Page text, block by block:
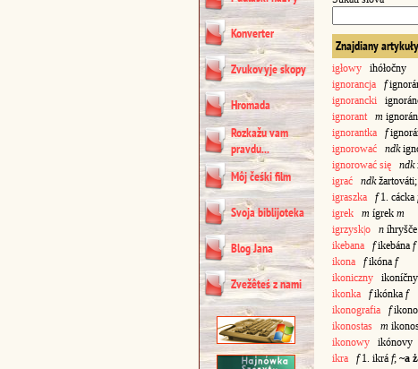
Konverter
Zvukovyje skopy
Hromada
Rozkažu vam
pravdu...
Môj čeśki film
Svoja biblijoteka
Blog Jana
Zvežêteś z nami
Znajdiany artykuły
igłowy ihółočny
ignorancja
f
ignorancki
ignorant
m
ignorantka
f
ignorować
ndk
ignorować się
ndk
igrać
ndkžartováti;
igraszka
f1. cácka
igrek
m ígrek m
igrzysk|o
n íhryšče
ikebana
fikebána f
ikona
fikóna f
ikoniczny ikoníčny
ikonka
fikónka f
ikonografia
f
ikonostas
m
ikonowy ikónovy
ikra
f1. ikrá f; ~a